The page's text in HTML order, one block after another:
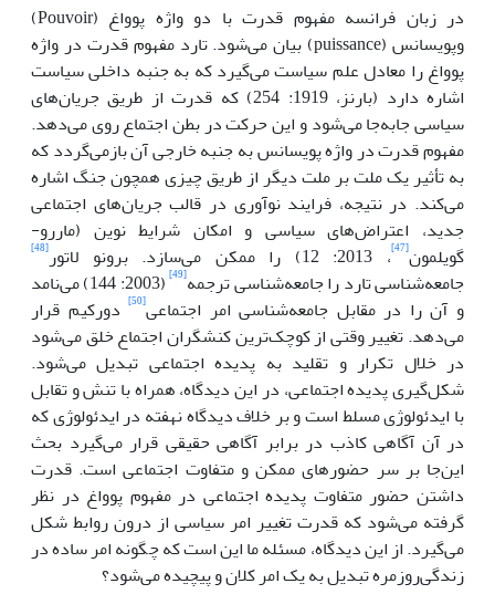
در زبان فرانسه مفهوم قدرت با دو واژه پوواغ (Pouvoir)
وپویسانس (puissance) بیان می‌شود. تارد مفهوم قدرت در واژه
پوواغ را معادل علم سیاست می‌گیرد که به جنبه داخلی سیاست
اشاره دارد (بارنز، 1919: 254) که قدرت از طریق جریان‌های
سیاسی جابه‌جا می‌شود و این حرکت در بطن اجتماع روی می‌دهد.
مفهوم قدرت در واژه پویسانس به جنبه خارجی آن بازمی‌گردد که
به تأثیر یک ملت بر ملت دیگر از طریق چیزی همچون جنگ اشاره
می‌کند. در نتیجه، فرایند نوآوری در قالب جریان‌های اجتماعی
جدید، اعتراض‌های سیاسی و امکان شرایط نوین (ماررو-
گویلمون[47] ، 2013: 12) را ممکن می‌سازد. برونو لاتور [48]
جامعه‌شناسی تارد را جامعه‌شناسی ترجمه[49]
(2003: 144) می‌نامد
و آن را در مقابل جامعه‌شناسی امر اجتماعی[50]
دورکیم قرار
می‌دهد. تغییر وقتی از کوچک‌ترین کنشگران اجتماع خلق می‌شود
در خلال تکرار و تقلید به پدیده اجتماعی تبدیل می‌شود.
شکل‌گیری پدیده اجتماعی، در این دیدگاه، همراه با تنش و تقابل
با ایدئولوژی مسلط است و بر خلاف دیدگاه نهفته در ایدئولوژی که
در آن آگاهی کاذب در برابر آگاهی حقیقی قرار می‌گیرد بحث
این‌جا بر سر حضورهای ممکن و متفاوت اجتماعی است. قدرت
داشتن حضور متفاوت پدیده اجتماعی در مفهوم پوواغ در نظر
گرفته می‌شود که قدرت تغییر امر سیاسی از درون روابط شکل
می‌گیرد. از این دیدگاه، مسئله ما این است که چگونه امر ساده در
زندگی‌روزمره تبدیل به یک امر کلان و پیچیده می‌شود؟